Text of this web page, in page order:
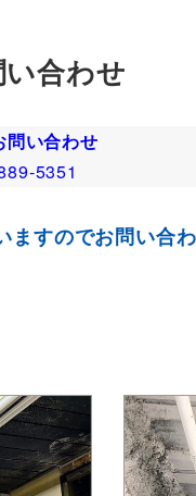
合わせ
問い合わせ
5351
ますのでお問い合